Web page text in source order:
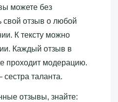
можете без
свой отзыв о любой
К тексту можно
Каждый отзыв в
проходит модерацию.
таланта.
отзывы, знайте: